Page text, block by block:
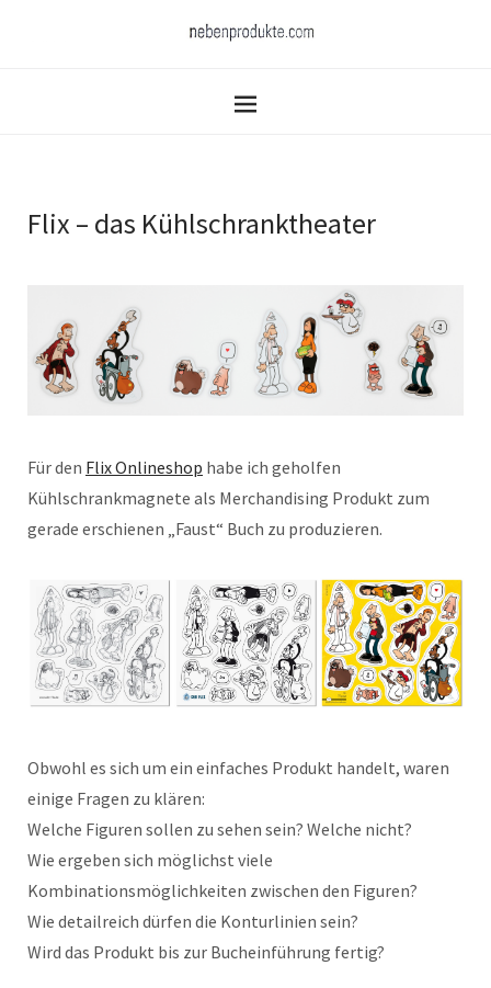
Flix – das Kühlschranktheater
Für den Flix Onlineshop habe ich geholfen
Kühlschrankmagnete als Merchandising Produkt zum
gerade erschienen „Faust“ Buch zu produzieren.
Obwohl es sich um ein einfaches Produkt handelt, waren
einige Fragen zu klären:
Welche Figuren sollen zu sehen sein? Welche nicht?
Wie ergeben sich möglichst viele
Kombinationsmöglichkeiten zwischen den Figuren?
Wie detailreich dürfen die Konturlinien sein?
Wird das Produkt bis zur Bucheinführung fertig?